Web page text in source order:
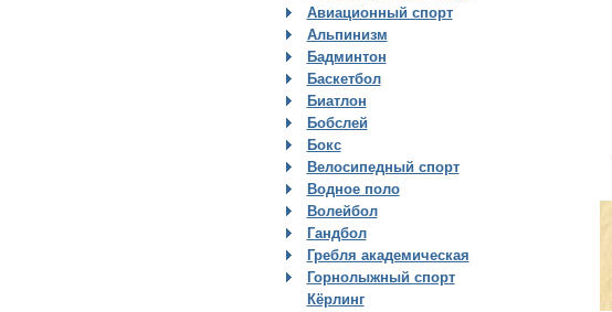
Авиационный спорт
Альпинизм
Бадминтон
Баскетбол
Биатлон
Бобслей
Бокс
Велосипедный спорт
Водное поло
Волейбол
Гандбол
Гребля академическая
Горнолыжный спорт
Кёрлинг